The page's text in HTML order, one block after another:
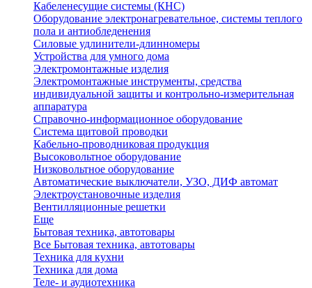
Кабеленесущие системы (КНС)
Оборудование электронагревательное, системы теплого
пола и антиобледенения
Силовые удлинители-длинномеры
Устройства для умного дома
Электромонтажные изделия
Электромонтажные инструменты, средства
индивидуальной защиты и контрольно-измерительная
аппаратура
Справочно-информационное оборудование
Система щитовой проводки
Кабельно-проводниковая продукция
Высоковольтное оборудование
Низковольтное оборудование
Автоматические выключатели, УЗО, ДИФ автомат
Электроустановочные изделия
Вентилляционные решетки
Еще
Бытовая техника, автотовары
Все Бытовая техника, автотовары
Техника для кухни
Техника для дома
Теле- и аудиотехника